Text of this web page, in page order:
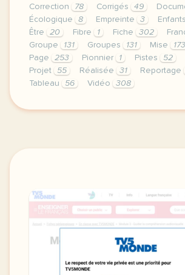
Correction
78 Corrigés 49
Écologique
8 Empreinte 3 Enfants
Être
20 Fibre 1 Fiche 302
Groupe
131 Groupes 131 Mise 173
Page
253 Pionnier 1 Pistes 52
Projet
55 Réalisée 31 Reportage
Tableau
56 Vidéo 308
le respect de votre vie privee